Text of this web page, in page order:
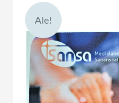
Ale!